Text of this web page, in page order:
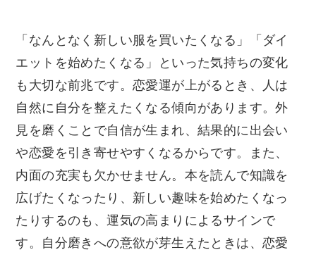
「なんとなく新しい服を買いたくなる」「ダイ
エットを始めたくなる」といった気持ちの変化
も大切な前兆です。恋愛運が上がるとき、人は
自然に自分を整えたくなる傾向があります。外
見を磨くことで自信が生まれ、結果的に出会い
や恋愛を引き寄せやすくなるからです。また、
内面の充実も欠かせません。本を読んで知識を
広げたくなったり、新しい趣味を始めたくなっ
たりするのも、運気の高まりによるサインで
す。自分磨きへの意欲が芽生えたときは、恋愛